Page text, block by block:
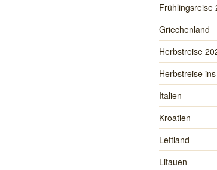
Frühlingsreise
Griechenland
Herbstreise
Herbstreise
Italien
Kroatien
Lettland
Litauen